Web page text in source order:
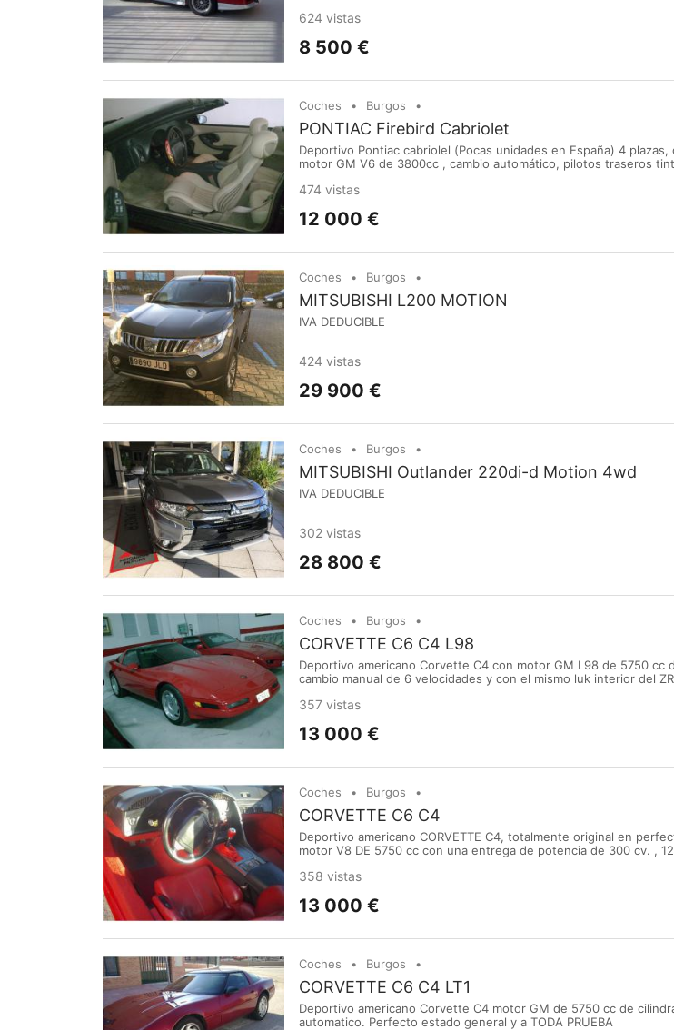
España digno del mejor coleccionista.
624 vistas
8 500 €
Coches Burgos
PONTIAC Firebird Cabriolet
Deportivo Pontiac cabriolel (Pocas unidades en España) 4
motor GM V6 de 3800cc , cambio automático, pilotos traseros
donde pasa por su exclusividad.
474 vistas
12 000 €
Coches Burgos
MITSUBISHI L200 MOTION
IVA DEDUCIBLE
424 vistas
29 900 €
Coches Burgos
MITSUBISHI Outlander 220di-d Motion 4wd
IVA DEDUCIBLE
302 vistas
28 800 €
Coches Burgos
CORVETTE C6 C4 L98
Deportivo americano Corvette C4 con motor GM L98 de 5750 cc
cambio manual de 6 velocidades y con el mismo luk interior del
357 vistas
13 000 €
Coches Burgos
CORVETTE C6 C4
Deportivo americano CORVETTE C4, totalmente original en
motor V8 DE 5750 cc con una entrega de potencia de 300 cv. ,
358 vistas
13 000 €
Coches Burgos
CORVETTE C6 C4 LT1
Deportivo americano Corvette C4 motor GM de 5750 cc de
automatico. Perfecto estado general y a TODA PRUEBA